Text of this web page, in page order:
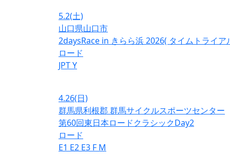
5.2(土)
山口県山口市
2daysRace in きらら浜 2026( タイムトライア
ロード
JPTY
4.26(日)
群馬県利根郡 群馬サイクルスポーツセンター
第60回東日本ロードクラシックDay2
ロード
E1 E2 E3 F M